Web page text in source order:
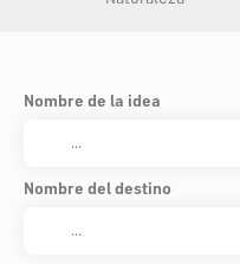
Nombre de la idea
Nombre del destino